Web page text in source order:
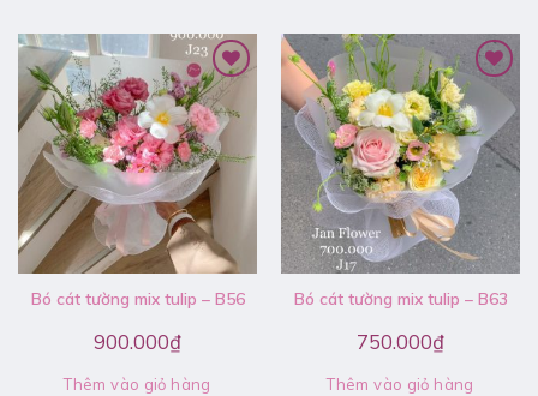
Bó cát tường mix tulip – B56
900.000₫
Thêm vào giỏ hàng
Bó cát tường mix tulip – B63
750.000₫
Thêm vào giỏ hàng